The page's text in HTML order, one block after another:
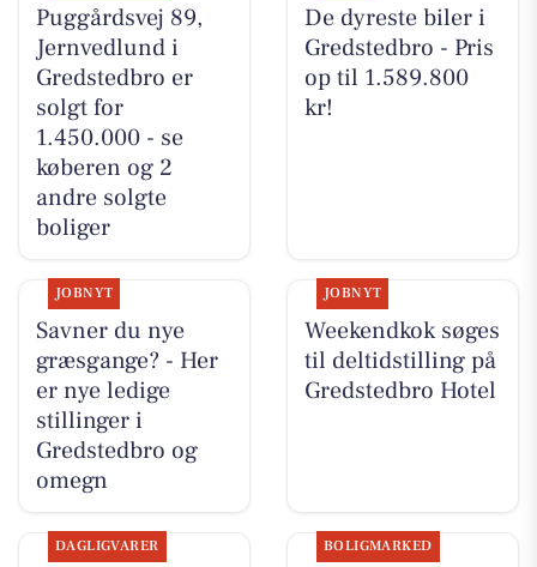
Puggårdsvej 89,
Jernvedlund i
Gredstedbro er
solgt for
1.450.000 - se
køberen og 2
andre solgte
boliger
De dyreste biler i
Gredstedbro - Pris
op til 1.589.800
kr!
JOBNYT
Savner du nye
græsgange? - Her
er nye ledige
stillinger i
Gredstedbro og
omegn
JOBNYT
Weekendkok søges
til deltidstilling på
Gredstedbro Hotel
DAGLIGVARER BOLIGMARKED